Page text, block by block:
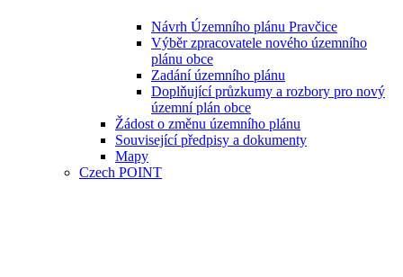
Návrh Územního plánu Pravčice
Výběr zpracovatele nového územního
plánu obce
Zadání územního plánu
Doplňující průzkumy a rozbory pro nový
územní plán obce
Žádost o změnu územního plánu
Související předpisy a dokumenty
Mapy
Czech POINT